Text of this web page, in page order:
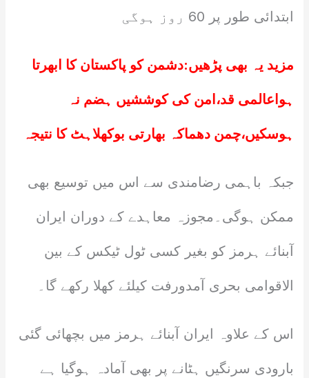
ابتدائی طور پر 60 روز ہوگی
مزید یہ بھی پڑھیں:دشمن کو پاکستان کا ابھرتا
ہواعالمی قد،امن کی کوششیں ہضم نہ
ہوسکیں،چمن دھماکہ بھارتی بوکھلاہٹ کا نتیجہ
جبکہ باہمی رضامندی سے اس میں توسیع بھی
ممکن ہوگی۔مجوزہ معاہدے کے دوران ایران
آبنائے ہرمز کو بغیر کسی ٹول ٹیکس کے بین
الاقوامی بحری آمدورفت کیلئے کھلا رکھے گا۔
اس کے علاوہ ایران آبنائے ہرمز میں بچھائی گئی
بارودی سرنگیں ہٹانے پر بھی آمادہ ہوگیا ہے